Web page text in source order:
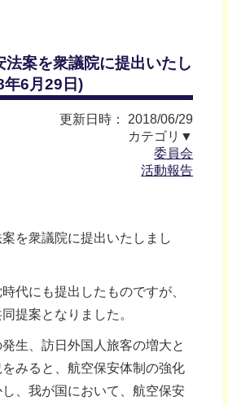
法案を衆議院に提出いたし
年6月29日)
更新日時： 2018/06/29
カテゴリ▼
委員会
活動報告
を衆議院に提出いたしまし
代にも提出したものですが、
提案となりました。
生、訪日外国人旅客の増大と
みると、航空保安体制の強化
、我が国において、航空保安